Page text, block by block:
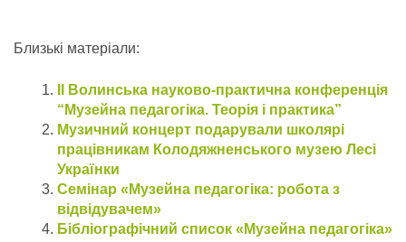
Близькі матеріали:
ІІ Волинська науково-практична конференція
“Музейна педагогіка. Теорія і практика”
Музичний концерт подарували школярі
працівникам Колодяжненського музею Лесі
Українки
Семінар «Музейна педагогіка: робота з
відвідувачем»
Бібліографічний список «Музейна педагогіка»